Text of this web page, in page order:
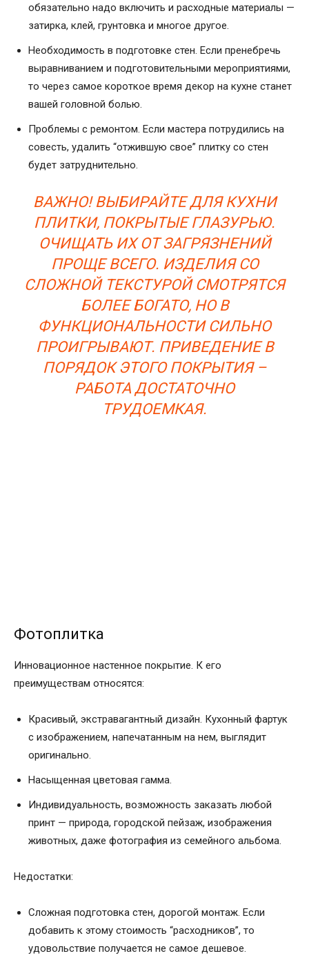
обязательно надо включить и расходные материалы —
затирка, клей, грунтовка и многое другое.
Необходимость в подготовке стен. Если пренебречь
выравниванием и подготовительными мероприятиями,
то через самое короткое время декор на кухне станет
вашей головной болью.
Проблемы с ремонтом. Если мастера потрудились на
совесть, удалить “отжившую свое” плитку со стен
будет затруднительно.
ВАЖНО! ВЫБИРАЙТЕ ДЛЯ КУХНИ
ПЛИТКИ, ПОКРЫТЫЕ ГЛАЗУРЬЮ.
ОЧИЩАТЬ ИХ ОТ ЗАГРЯЗНЕНИЙ
ПРОЩЕ ВСЕГО. ИЗДЕЛИЯ СО
СЛОЖНОЙ ТЕКСТУРОЙ СМОТРЯТСЯ
БОЛЕЕ БОГАТО, НО В
ФУНКЦИОНАЛЬНОСТИ СИЛЬНО
ПРОИГРЫВАЮТ. ПРИВЕДЕНИЕ В
ПОРЯДОК ЭТОГО ПОКРЫТИЯ –
РАБОТА ДОСТАТОЧНО
ТРУДОЕМКАЯ.
Фотоплитка
Инновационное настенное покрытие. К его
преимуществам относятся:
Красивый, экстравагантный дизайн. Кухонный фартук
с изображением, напечатанным на нем, выглядит
оригинально.
Насыщенная цветовая гамма.
Индивидуальность, возможность заказать любой
принт — природа, городской пейзаж, изображения
животных, даже фотография из семейного альбома.
Недостатки:
Сложная подготовка стен, дорогой монтаж. Если
добавить к этому стоимость “расходников”, то
удовольствие получается не самое дешевое.